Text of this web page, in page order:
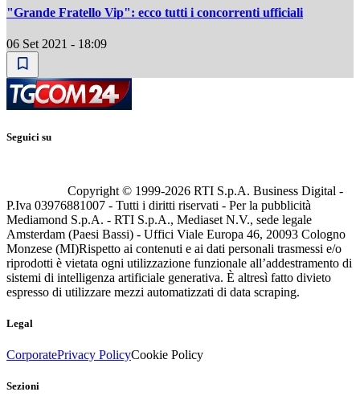
"Grande Fratello Vip": ecco tutti i concorrenti ufficiali
06 Set 2021 - 18:09
Seguici su
Copyright © 1999-2026 RTI S.p.A. Business Digital -
P.Iva 03976881007 - Tutti i diritti riservati - Per la pubblicità
Mediamond S.p.A. - RTI S.p.A., Mediaset N.V., sede legale
Amsterdam (Paesi Bassi) - Uffici Viale Europa 46, 20093 Cologno
Monzese (MI)Rispetto ai contenuti e ai dati personali trasmessi e/o
riprodotti è vietata ogni utilizzazione funzionale all’addestramento di
sistemi di intelligenza artificiale generativa. È altresì fatto divieto
espresso di utilizzare mezzi automatizzati di data scraping.
Legal
CorporatePrivacy PolicyCookie Policy
Sezioni